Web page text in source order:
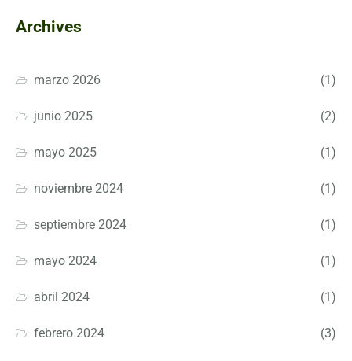
Archives
marzo 2026 (1)
junio 2025 (2)
mayo 2025 (1)
noviembre 2024 (1)
septiembre 2024 (1)
mayo 2024 (1)
abril 2024 (1)
febrero 2024 (3)